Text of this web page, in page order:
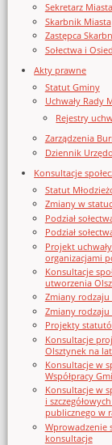
Sekretarz Miasta
Skarbnik Miasta
Zastępca
Sołectwa i
Akty prawne
Statut Gminy
Uchwały Rady
Rejestry
Zarządzenia
Dziennik
Konsultacje
Statut
Zmiany w
Podział
Podział
Projekt
organizacjami
Konsultacje
utworzenia
Zmiany
Zmiany
Projekty
Konsultacje
Olsztynek na
Konsultacje w
Współpracy
Konsultacje w
i
publicznego w
Wprowadzenie
konsultacje